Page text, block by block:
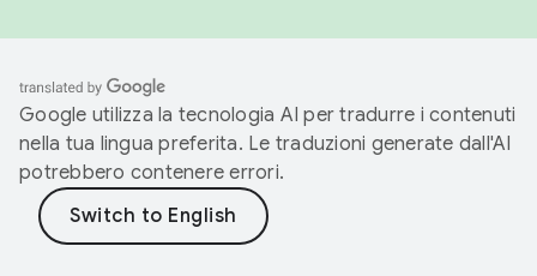
Google utilizza la tecnologia AI per tradurre i contenuti
nella tua lingua preferita. Le traduzioni generate dall'AI
potrebbero contenere errori.